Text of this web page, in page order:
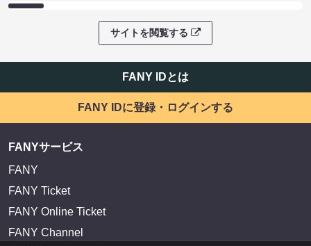
サイトを閲覧する
FANY IDとは
FANY IDに登録・ログインする
FANYサービス
FANY
FANY Ticket
FANY Online Ticket
FANY Channel